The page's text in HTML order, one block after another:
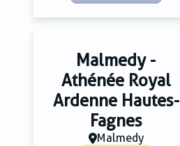
Malmedy -
Athénée Royal
Ardenne Hautes-
Fagnes
Malmedy